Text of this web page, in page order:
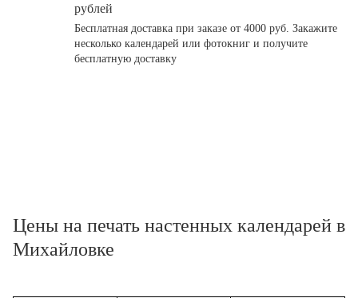
рублей
Бесплатная доставка при заказе от 4000 руб. Закажите
несколько календарей или фотокниг и получите
бесплатную доставку
Цены на печать настенных календарей в
Михайловке